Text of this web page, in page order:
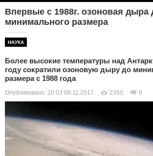
НОВОСТИ
ПОЛИТИКА
ОБЩЕСТВО
КУЛЬТУРА
Впервые с 1988г. озоновая дыра
минимального размера
НАУКА
Более высокие температуры над
году сократили озоновую дыру до
размера с 1988 года
Опубликовано: 20:03 06.11.2017 2350 0